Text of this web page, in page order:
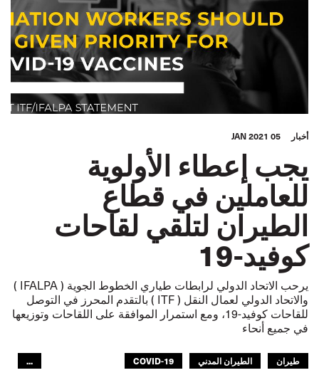
أخبار 05 JAN 2021
يجب إعطاء الأولوية
للعاملين في قطاع
الطيران لتلقي لقاحات
كوفيد-19
يرحب الاتحاد الدولي لرابطات طياري الخطوط الجوية ( IFALPA )
والاتحاد الدولي لعمال النقل ( ITF ) بالتقدم المحرز في التوصل
للقاحات كوفيد-19، ومع استمرار الموافقة على اللقاحات وتوزيعها
في جميع أنحاء
طيران الطيران المدني
COVID-19
...